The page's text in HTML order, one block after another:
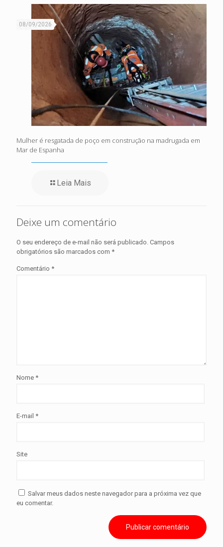
08/09/2026
Mulher é resgatada de poço em construção na madrugada em
Mar de Espanha
Leia Mais
Deixe um comentário
O seu endereço de e-mail não será publicado. Campos
obrigatórios são marcados com *
Comentário *
Nome *
E-mail *
Site
Salvar meus dados neste navegador para a próxima vez que
eu comentar.